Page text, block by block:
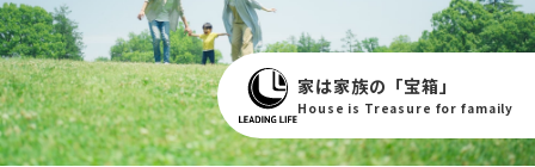
家は家族の「宝箱」
House is Treasure for famaily